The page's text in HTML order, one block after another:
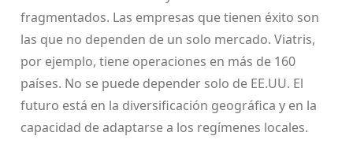
fragmentados. Las empresas que tienen éxito son
las que no dependen de un solo mercado. Viatris,
por ejemplo, tiene operaciones en más de 160
países. No se puede depender solo de EE.UU. El
futuro está en la diversificación geográfica y en la
capacidad de adaptarse a los regímenes locales.